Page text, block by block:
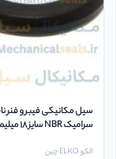
سرامیک NBR سایز 18 میلیمتر
الکو ELKO چین